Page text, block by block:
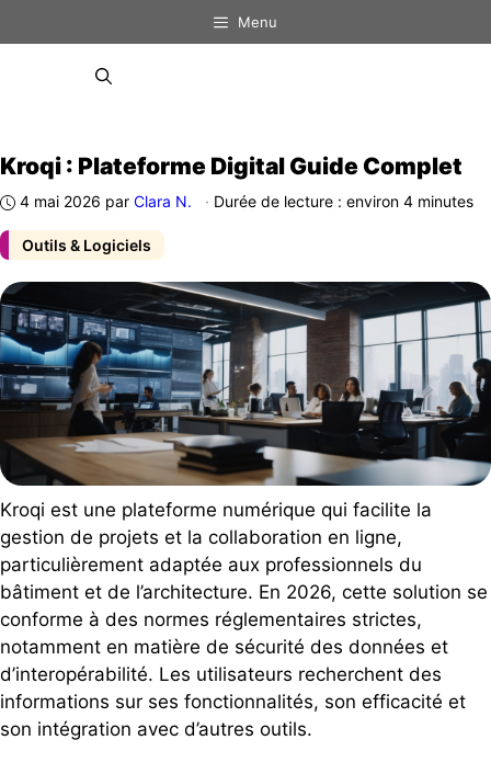
au
Menu
Outils & Logiciels
Kroqi : Plateforme Digital Guide Complet
4 mai 2026 par Clara N. · Durée de lecture : environ 4 minutes
Kroqi est une plateforme numérique qui facilite la
gestion de projets et la collaboration en ligne,
particulièrement adaptée aux professionnels du
bâtiment et de l’architecture. En 2026, cette solution se
conforme à des normes réglementaires strictes,
notamment en matière de sécurité des données et
d’interopérabilité. Les utilisateurs recherchent des
informations sur ses fonctionnalités, son efficacité et
son intégration avec d’autres outils.